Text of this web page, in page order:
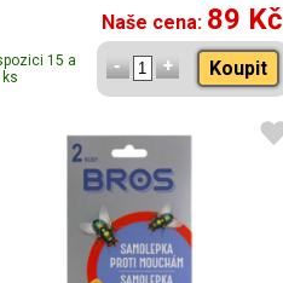
Naše cena: 89 Kč
15 a
Koupit